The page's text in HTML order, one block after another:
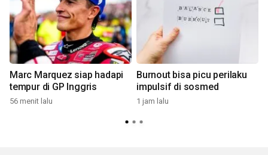
Marc Marquez siap hadapi
tempur di GP Inggris
56 menit lalu
Burnout bisa picu perilaku
impulsif di sosmed
1 jam lalu